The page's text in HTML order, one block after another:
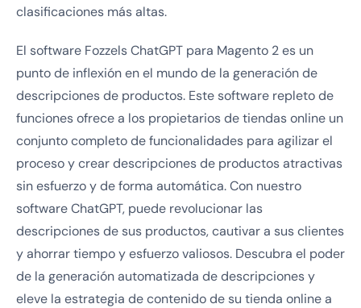
clasificaciones más altas.
El software Fozzels ChatGPT para Magento 2 es un
punto de inflexión en el mundo de la generación de
descripciones de productos. Este software repleto de
funciones ofrece a los propietarios de tiendas online un
conjunto completo de funcionalidades para agilizar el
proceso y crear descripciones de productos atractivas
sin esfuerzo y de forma automática. Con nuestro
software ChatGPT, puede revolucionar las
descripciones de sus productos, cautivar a sus clientes
y ahorrar tiempo y esfuerzo valiosos. Descubra el poder
de la generación automatizada de descripciones y
eleve la estrategia de contenido de su tienda online a